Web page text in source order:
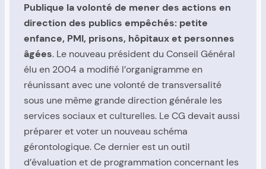
Publique la volonté de mener des actions en
direction des publics empêchés: petite
enfance, PMI, prisons, hôpitaux et personnes
âgées. Le nouveau président du Conseil Général
élu en 2004 a modifié l’organigramme en
réunissant avec une volonté de transversalité
sous une même grande direction générale les
services sociaux et culturelles. Le CG devait aussi
préparer et voter un nouveau schéma
gérontologique. Ce dernier est un outil
d’évaluation et de programmation concernant les